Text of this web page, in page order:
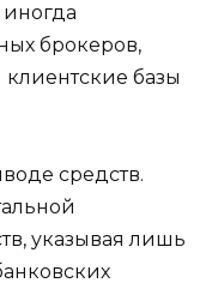
иногда
брокеров,
базы
средств.
указывая лишь